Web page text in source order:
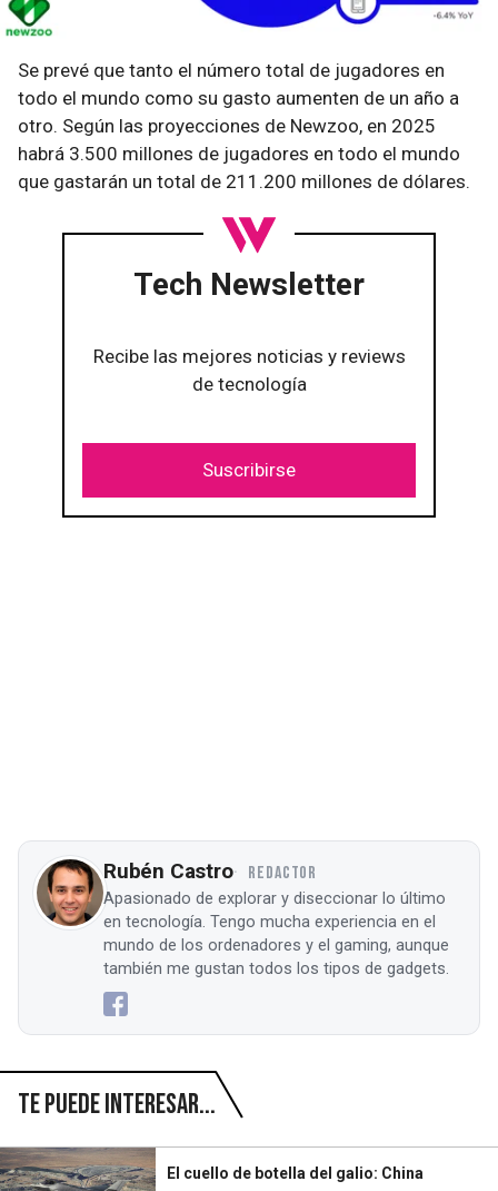
Se prevé que tanto el número total de jugadores en
todo el mundo como su gasto aumenten de un año a
otro. Según las proyecciones de Newzoo, en 2025
habrá 3.500 millones de jugadores en todo el mundo
que gastarán un total de 211.200 millones de dólares.
Tech Newsletter
Recibe las mejores noticias y reviews
de tecnología
Suscribirse
Rubén Castro REDACTOR
Apasionado de explorar y diseccionar lo último
en tecnología. Tengo mucha experiencia en el
mundo de los ordenadores y el gaming, aunque
también me gustan todos los tipos de gadgets.
Te puede interesar...
El cuello de botella del galio: China